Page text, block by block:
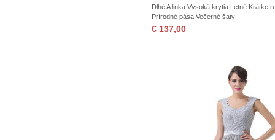
Dlhé A linka Vysoká krytia Letné Krátke
Prírodné pása Večerné šaty
€ 137,00